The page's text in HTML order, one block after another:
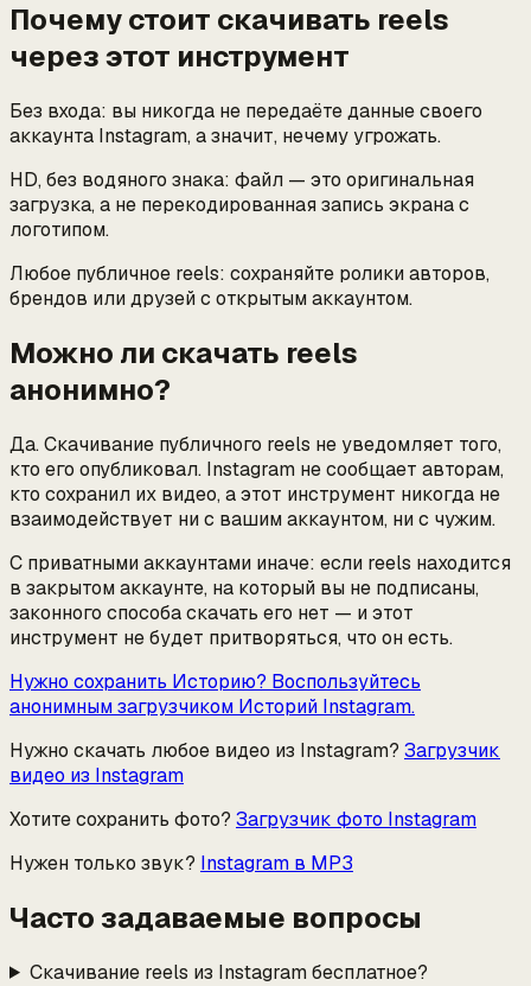
Почему стоит скачивать reels
через этот инструмент
Без входа: вы никогда не передаёте данные своего
аккаунта Instagram, а значит, нечему угрожать.
HD, без водяного знака: файл — это оригинальная
загрузка, а не перекодированная запись экрана с
логотипом.
Любое публичное reels: сохраняйте ролики авторов,
брендов или друзей с открытым аккаунтом.
Можно ли скачать reels
анонимно?
Да. Скачивание публичного reels не уведомляет того,
кто его опубликовал. Instagram не сообщает авторам,
кто сохранил их видео, а этот инструмент никогда не
взаимодействует ни с вашим аккаунтом, ни с чужим.
С приватными аккаунтами иначе: если reels находится
в закрытом аккаунте, на который вы не подписаны,
законного способа скачать его нет — и этот
инструмент не будет притворяться, что он есть.
Нужно сохранить Историю? Воспользуйтесь
анонимным загрузчиком Историй Instagram.
Нужно скачать любое видео из Instagram? Загрузчик
видео из Instagram
Хотите сохранить фото? Загрузчик фото Instagram
Нужен только звук? Instagram в MP3
Часто задаваемые вопросы
Скачивание reels из Instagram бесплатное?